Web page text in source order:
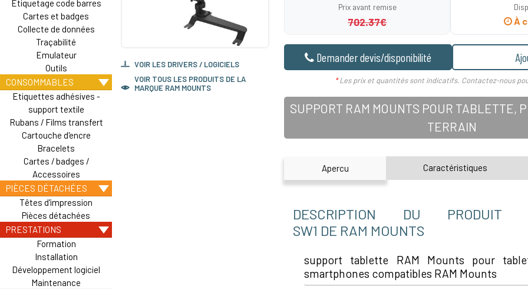
Etiquetage code barres
Cartes et badges
Collecte de données
Traçabilité
Emulateur
Outils
CONSOMMABLES
Etiquettes adhésives -
support textile
Rubans / Films transfert
Cartouche d'encre
Bracelets
Cartes / badges /
Accessoires
PIÈCES DÉTACHÉES
Têtes d'impression
Pièces détachées
PRESTATIONS
Formation
Installation
Développement logiciel
Maintenance
VOIR LES DRIVERS / LOGICIELS
VOIR TOUS LES PRODUITS DE LA
MARQUE RAM MOUNTS
Prix avant remise
702.37€ À
Demander devis/disponibilité
*Les prix et quantités sont indicatifs. Contactez-nous
SUPPORT RAM MOUNTS POUR TABLETTE,
TERRAIN
Apercu Caractéristiques
DESCRIPTION DU PRODUIT
SW1 DE RAM MOUNTS
support tablette RAM Mounts pour
smartphones compatibles RAM Mounts